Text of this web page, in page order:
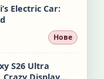
Electric Car:
Нове
S26 Ultra